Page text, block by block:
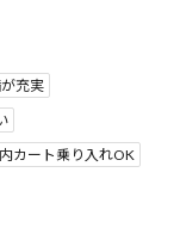
充実
カート乗り入れOK